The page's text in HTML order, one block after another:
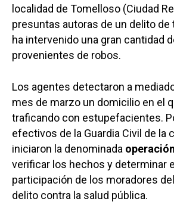
localidad de Tomelloso (Ciudad
presuntas autoras de un delito de
ha intervenido una gran cantidad
provenientes de robos.
Los agentes detectaron a
mes de marzo un domicilio en el
traficando con estupefacientes.
efectivos de la Guardia Civil de la
iniciaron la denominada
verificar los hechos y determinar
participación de los moradores
delito contra la salud pública.